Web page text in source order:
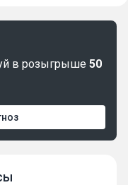
в розыгрыше 50